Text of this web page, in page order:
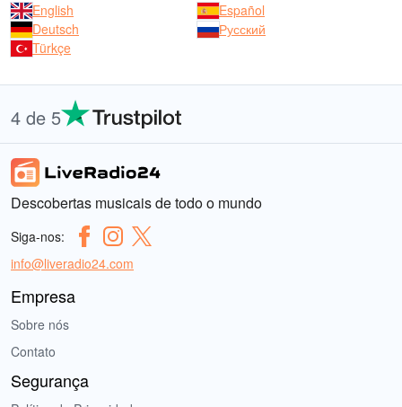
English
Español
Deutsch
Русский
Türkçe
4 de 5
Descobertas musicais de todo o mundo
Siga-nos:
info@liveradio24.com
Empresa
Sobre nós
Contato
Segurança